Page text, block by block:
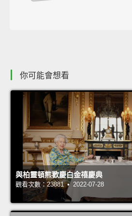
你可能會想看
與柏靈頓熊歡慶白金禧慶典
觀看次數：23881 • 2022-07-28